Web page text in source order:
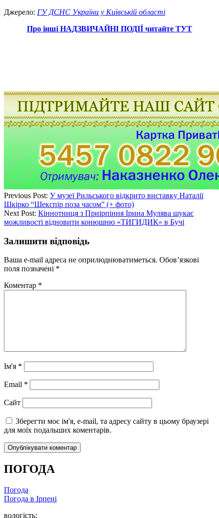
Джерело: ГУ ДСНС України у Київській області
Про інші НАДЗВИЧАЙНІ ПОДІЇ читайте ТУТ
Previous Post: У музеї Рильського відкрито виставку Наталії
Шкірко “Шекспір поза часом” (+ фото)
Next Post: Кіннотниця з Приірпіння Ірина Мулява шукає
можливості відновити конюшню «ТИГИДИК» в Бучі
Залишити відповідь
Ваша e-mail адреса не оприлюднюватиметься. Обов’язкові
поля позначені *
Коментар *
Ім'я *
Email *
Сайт
Зберегти моє ім'я, e-mail, та адресу сайту в цьому браузері
для моїх подальших коментарів.
ПОГОДА
Погода
Погода в Ірпені
вологість: